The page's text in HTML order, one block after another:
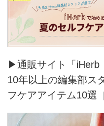
▶通販サイト「iHerb
10年以上の編集部ス
フケアアイテム10選